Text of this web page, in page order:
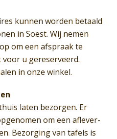
kunnen worden betaald
in Soest. Wij nemen
om een afspraak te
u gereserveerd.
in onze winkel.
laten bezorgen. Er
om een aflever-
Bezorging van tafels is